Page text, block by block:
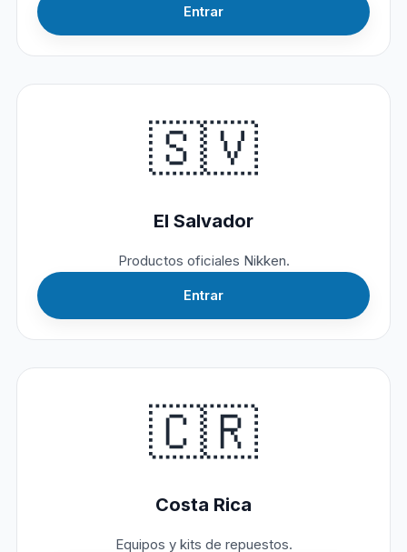
Entrar
🇸🇻
El Salvador
Productos oficiales Nikken.
Entrar
🇨🇷
Costa Rica
Equipos y kits de repuestos.